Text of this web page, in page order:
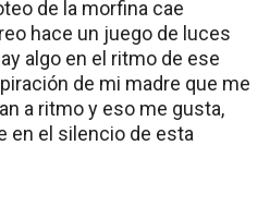
de la morfina cae
hace un juego de luces
algo en el ritmo de ese
de mi madre que me
a ritmo y eso me gusta,
en el silencio de esta